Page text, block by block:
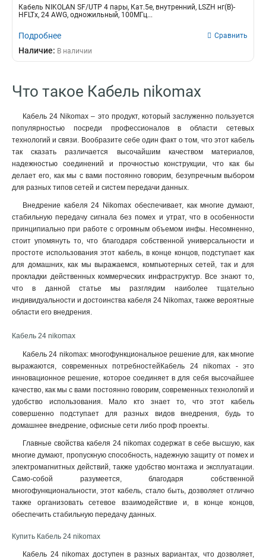
Кабель NIKOLAN SF/UTP 4 пары, Кат.5e, внутренний, LSZH нг(В)-
HFLTx, 24 AWG, одножильный, 100МГц...
Подробнее Сравнить
Наличие: В наличии
Что такое Кабель nikomax
Кабель 24 Nikomax – это продукт, который заслуженно пользуется
популярностью посреди профессионалов в области сетевых
технологий и связи. Вообразите себе один факт о том, что этот кабель
так сказать различается высочайшим качеством материалов,
надежностью соединений и прочностью конструкции, что как бы
делает его, как мы с вами постоянно говорим, безупречным выбором
для разных типов сетей и систем передачи данных.
Внедрение кабеля 24 Nikomax обеспечивает, как многие думают,
стабильную передачу сигнала без помех и утрат, что в особенности
принципиально при работе с огромным объемом инфы. Несомненно,
стоит упомянуть то, что благодаря собственной универсальности и
простоте использования этот кабель, в конце концов, подступает как
для домашних, как мы выражаемся, компьютерных сетей, так и для
прокладки действенных коммерческих инфраструктур. Все знают то,
что в данной статье мы разглядим наиболее тщательно
индивидуальности и достоинства кабеля 24 Nikomax, также вероятные
области его внедрения.
Кабель 24 nikomax
Кабель 24 nikomax: многофункциональное решение для, как многие
выражаются, современных потребностейКабель 24 nikomax - это
инновационное решение, которое соединяет в для себя высочайшее
качество, как мы с вами постоянно говорим, современных технологий и
удобство использования. Мало кто знает то, что этот кабель
совершенно подступает для разных видов внедрения, будь то
домашнее внедрение, офисные сети либо проф проекты.
Главные свойства кабеля 24 nikomax содержат в себе высшую, как
многие думают, пропускную способность, надежную защиту от помех и
электромагнитных действий, также удобство монтажа и эксплуатации.
Само-собой разумеется, благодаря собственной
многофункциональности, этот кабель, стало быть, дозволяет отлично
также организовать сетевое взаимодействие и, в конце концов,
обеспечить стабильную передачу данных.
Купить Кабель 24 nikomax
Кабель 24 nikomax доступен в разных вариантах, что дозволяет,